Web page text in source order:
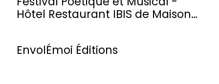
Hôtel Restaurant IBIS de Maisons-
EnvolÉmoi Éditions